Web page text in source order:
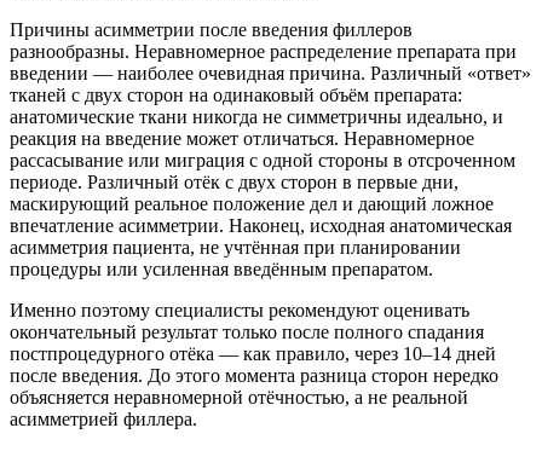
Причины асимметрии после введения филлеров
разнообразны. Неравномерное распределение препарата при
введении — наиболее очевидная причина. Различный «ответ»
тканей с двух сторон на одинаковый объём препарата:
анатомические ткани никогда не симметричны идеально, и
реакция на введение может отличаться. Неравномерное
рассасывание или миграция с одной стороны в отсроченном
периоде. Различный отёк с двух сторон в первые дни,
маскирующий реальное положение дел и дающий ложное
впечатление асимметрии. Наконец, исходная анатомическая
асимметрия пациента, не учтённая при планировании
процедуры или усиленная введённым препаратом.
Именно поэтому специалисты рекомендуют оценивать
окончательный результат только после полного спадания
постпроцедурного отёка — как правило, через 10–14 дней
после введения. До этого момента разница сторон нередко
объясняется неравномерной отёчностью, а не реальной
асимметрией филлера.